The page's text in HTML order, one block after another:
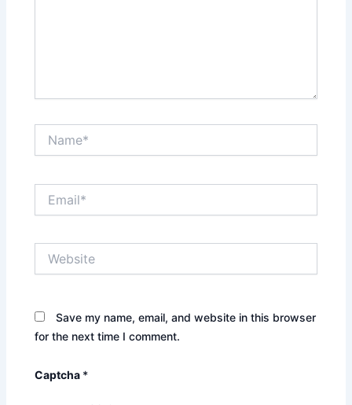
Save my name, email, and website in this browser
for the next time I comment.
Captcha *